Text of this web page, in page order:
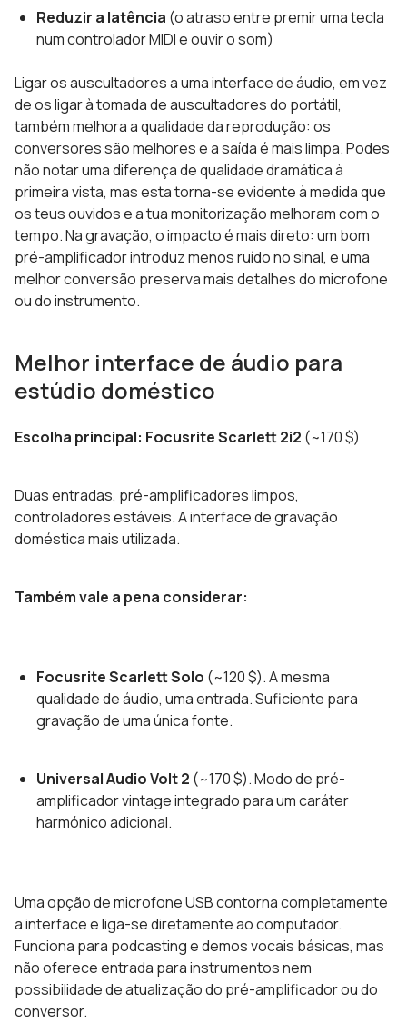
Reduzir a latência (o atraso entre premir uma tecla
num controlador MIDI e ouvir o som)
Ligar os auscultadores a uma interface de áudio, em vez
de os ligar à tomada de auscultadores do portátil,
também melhora a qualidade da reprodução: os
conversores são melhores e a saída é mais limpa. Podes
não notar uma diferença de qualidade dramática à
primeira vista, mas esta torna-se evidente à medida que
os teus ouvidos e a tua monitorização melhoram com o
tempo. Na gravação, o impacto é mais direto: um bom
pré-amplificador introduz menos ruído no sinal, e uma
melhor conversão preserva mais detalhes do microfone
ou do instrumento.
Melhor interface de áudio para
estúdio doméstico
Escolha principal: Focusrite Scarlett 2i2 (~170 $)
Duas entradas, pré-amplificadores limpos,
controladores estáveis. A interface de gravação
doméstica mais utilizada.
Também vale a pena considerar:
Focusrite Scarlett Solo (~120 $). A mesma
qualidade de áudio, uma entrada. Suficiente para
gravação de uma única fonte.
Universal Audio Volt 2 (~170 $). Modo de pré-
amplificador vintage integrado para um caráter
harmónico adicional.
Uma opção de microfone USB contorna completamente
a interface e liga-se diretamente ao computador.
Funciona para podcasting e demos vocais básicas, mas
não oferece entrada para instrumentos nem
possibilidade de atualização do pré-amplificador ou do
conversor.